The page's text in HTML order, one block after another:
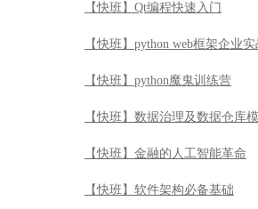
【快班】Qt编程快速入门
【快班】python web框架企业
【快班】python魔鬼训练营
【快班】数据治理及数据仓库
【快班】金融的人工智能革命
【快班】软件架构必备基础